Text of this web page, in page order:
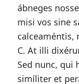
ábneges
misi vos sine
calceaméntis,
C. At illi
Sed nunc,
simíliter et